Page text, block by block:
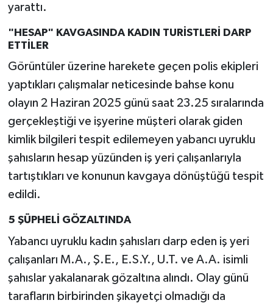
yarattı.
"HESAP" KAVGASINDA KADIN TURİSTLERİ DARP
ETTİLER
Görüntüler üzerine harekete geçen polis ekipleri
yaptıkları çalışmalar neticesinde bahse konu
olayın 2 Haziran 2025 günü saat 23.25 sıralarında
gerçekleştiği ve işyerine müşteri olarak giden
kimlik bilgileri tespit edilemeyen yabancı uyruklu
şahısların hesap yüzünden iş yeri çalışanlarıyla
tartıştıkları ve konunun kavgaya dönüştüğü tespit
edildi.
5 ŞÜPHELİ GÖZALTINDA
Yabancı uyruklu kadın şahısları darp eden iş yeri
çalışanları M.A., Ş.E., E.S.Y., U.T. ve A.A. isimli
şahıslar yakalanarak gözaltına alındı. Olay günü
tarafların birbirinden şikayetçi olmadığı da